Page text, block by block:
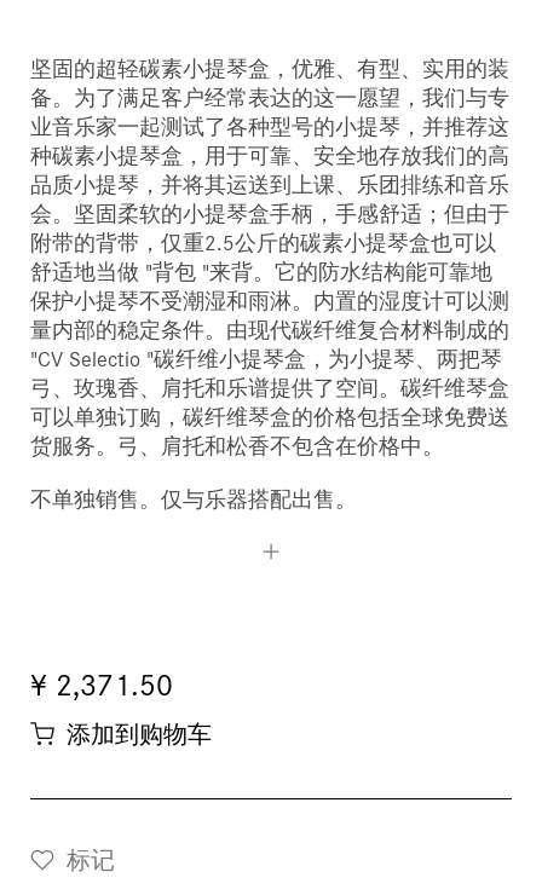
坚固的超轻碳素小提琴盒，优雅、有型、实用的装
备。为了满足客户经常表达的这一愿望，我们与专
业音乐家一起测试了各种型号的小提琴，并推荐这
种碳素小提琴盒，用于可靠、安全地存放我们的高
品质小提琴，并将其运送到上课、乐团排练和音乐
会。坚固柔软的小提琴盒手柄，手感舒适；但由于
附带的背带，仅重2.5公斤的碳素小提琴盒也可以
舒适地当做 "背包 "来背。它的防水结构能可靠地
保护小提琴不受潮湿和雨淋。内置的湿度计可以测
量内部的稳定条件。由现代碳纤维复合材料制成的
"CV Selectio "碳纤维小提琴盒，为小提琴、两把琴
弓、玫瑰香、肩托和乐谱提供了空间。碳纤维琴盒
可以单独订购，碳纤维琴盒的价格包括全球免费送
货服务。弓、肩托和松香不包含在价格中。
不单独销售。仅与乐器搭配出售。
¥ 2,371.50
添加到购物车
标记